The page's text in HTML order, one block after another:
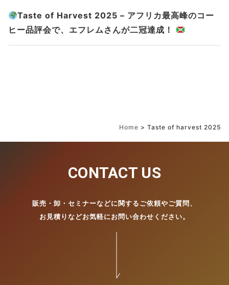
Taste of Harvest 2025 – アフリカ最高峰のコー
ヒー品評会で、エフレムさんが二冠達成！
Home > Taste of harvest 2025
CONTACT US
販売・卸・セミナーなどに関するご依頼やご質問、
お見積りなどお気軽にお問い合わせください。